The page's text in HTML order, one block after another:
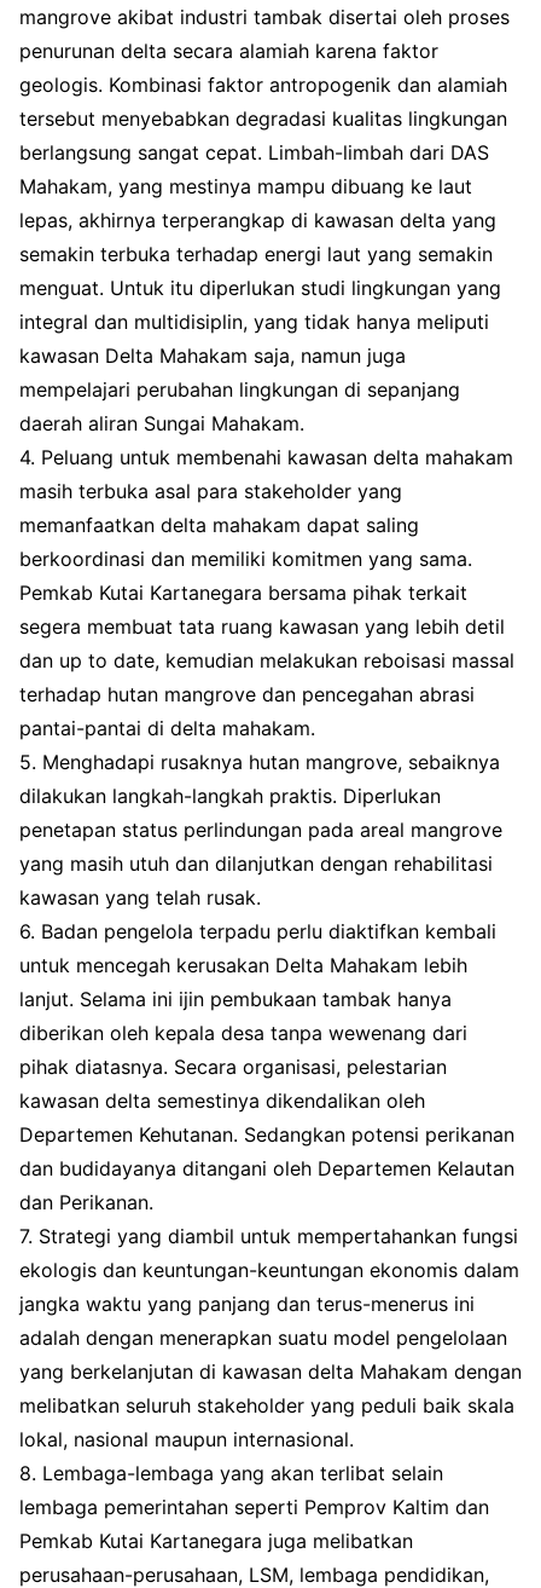
mangrove akibat industri tambak disertai oleh proses
penurunan delta secara alamiah karena faktor
geologis. Kombinasi faktor antropogenik dan alamiah
tersebut menyebabkan degradasi kualitas lingkungan
berlangsung sangat cepat. Limbah-limbah dari DAS
Mahakam, yang mestinya mampu dibuang ke laut
lepas, akhirnya terperangkap di kawasan delta yang
semakin terbuka terhadap energi laut yang semakin
menguat. Untuk itu diperlukan studi lingkungan yang
integral dan multidisiplin, yang tidak hanya meliputi
kawasan Delta Mahakam saja, namun juga
mempelajari perubahan lingkungan di sepanjang
daerah aliran Sungai Mahakam.
4. Peluang untuk membenahi kawasan delta mahakam
masih terbuka asal para stakeholder yang
memanfaatkan delta mahakam dapat saling
berkoordinasi dan memiliki komitmen yang sama.
Pemkab Kutai Kartanegara bersama pihak terkait
segera membuat tata ruang kawasan yang lebih detil
dan up to date, kemudian melakukan reboisasi massal
terhadap hutan mangrove dan pencegahan abrasi
pantai-pantai di delta mahakam.
5. Menghadapi rusaknya hutan mangrove, sebaiknya
dilakukan langkah-langkah praktis. Diperlukan
penetapan status perlindungan pada areal mangrove
yang masih utuh dan dilanjutkan dengan rehabilitasi
kawasan yang telah rusak.
6. Badan pengelola terpadu perlu diaktifkan kembali
untuk mencegah kerusakan Delta Mahakam lebih
lanjut. Selama ini ijin pembukaan tambak hanya
diberikan oleh kepala desa tanpa wewenang dari
pihak diatasnya. Secara organisasi, pelestarian
kawasan delta semestinya dikendalikan oleh
Departemen Kehutanan. Sedangkan potensi perikanan
dan budidayanya ditangani oleh Departemen Kelautan
dan Perikanan.
7. Strategi yang diambil untuk mempertahankan fungsi
ekologis dan keuntungan-keuntungan ekonomis dalam
jangka waktu yang panjang dan terus-menerus ini
adalah dengan menerapkan suatu model pengelolaan
yang berkelanjutan di kawasan delta Mahakam dengan
melibatkan seluruh stakeholder yang peduli baik skala
lokal, nasional maupun internasional.
8. Lembaga-lembaga yang akan terlibat selain
lembaga pemerintahan seperti Pemprov Kaltim dan
Pemkab Kutai Kartanegara juga melibatkan
perusahaan-perusahaan, LSM, lembaga pendidikan,